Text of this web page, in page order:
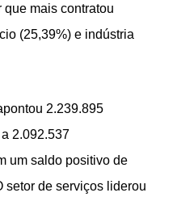
que mais contratou
(25,39%) e indústria
2.239.895
2.092.537
um saldo positivo de
setor de serviços liderou